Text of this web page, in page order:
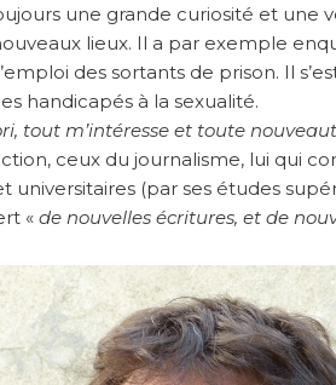
une grande curiosité et une
lieux. Il a par exemple
des sortants de prison. Il
handicapés à la sexualité.
tout m’intéresse et toute
ceux du journalisme, lui qui
universitaires (par ses études
« de nouvelles écritures, et de